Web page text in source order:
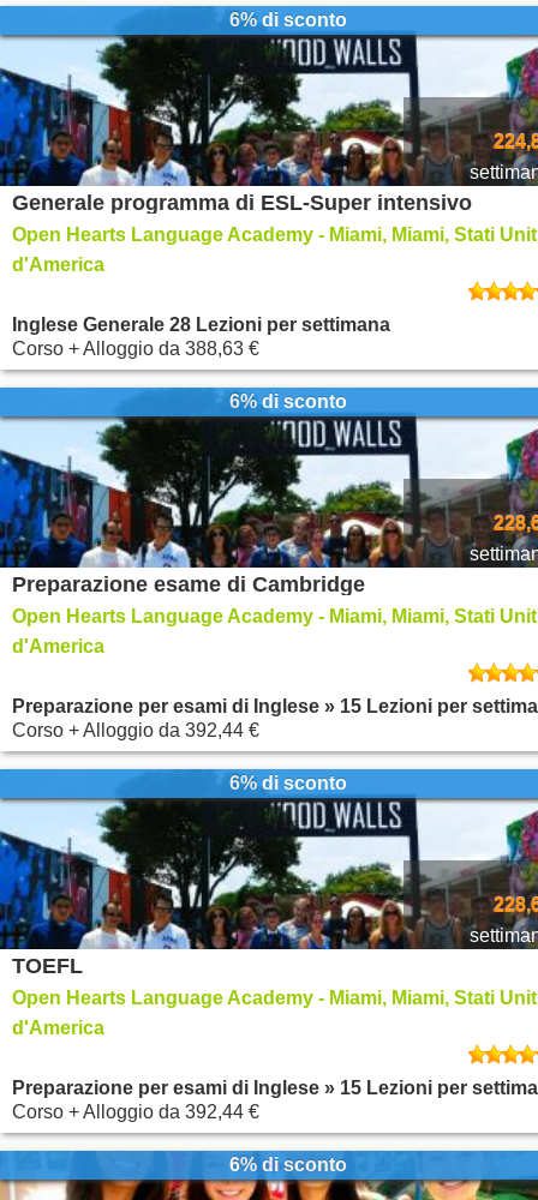
6% di sconto
Generale programma di ESL-Super intensivo
Open Hearts Language Academy - Miami, Miami, Stati
d'America
Inglese Generale 28 Lezioni per settimana
Corso + Alloggio da 388,63 €
6% di sconto
Preparazione esame di Cambridge
Open Hearts Language Academy - Miami, Miami, Stati
d'America
Preparazione per esami di Inglese » 15 Lezioni per
Corso + Alloggio da 392,44 €
6% di sconto
TOEFL
Open Hearts Language Academy - Miami, Miami, Stati
d'America
Preparazione per esami di Inglese » 15 Lezioni per
Corso + Alloggio da 392,44 €
6% di sconto